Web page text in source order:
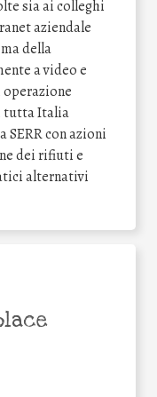
sia ai colleghi
aziendale
della
a video e
tutta Italia
SERR con azioni
dei rifiuti e
alternativi